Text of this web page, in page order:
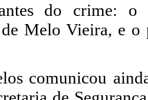
do crime:
Melo Vieira, e o
comunicou